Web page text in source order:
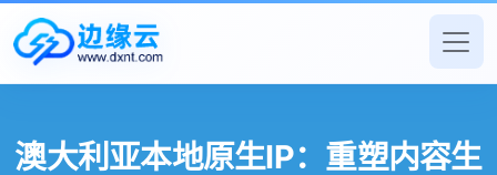
澳大利亚本地原生IP：重塑内容生